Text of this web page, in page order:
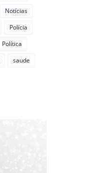
Notícias
Polícia
Política
saude